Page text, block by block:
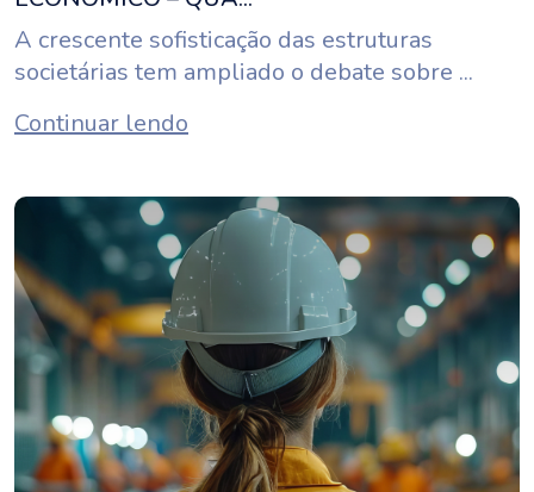
A crescente sofisticação das estruturas
societárias tem ampliado o debate sobre ...
Continuar lendo